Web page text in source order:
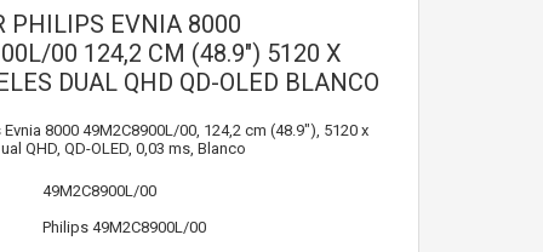
PHILIPS EVNIA 8000
00 124,2 CM (48.9") 5120 X
DUAL QHD QD-OLED BLANCO
8000 49M2C8900L/00, 124,2 cm (48.9"), 5120 x
QHD, QD-OLED, 0,03 ms, Blanco
49M2C8900L/00
Philips 49M2C8900L/00